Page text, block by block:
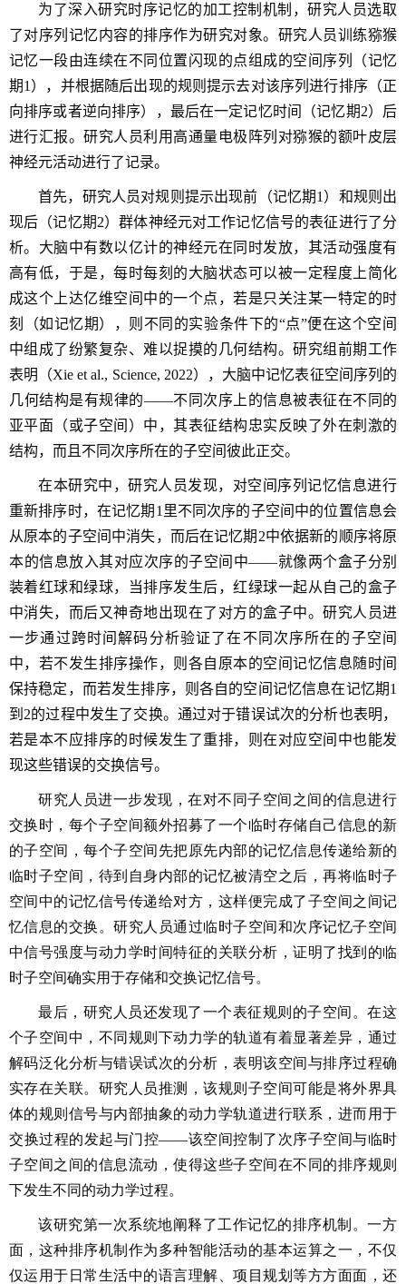
为了深入研究时序记忆的加工控制机制，研究人员选取
了对序列记忆内容的排序作为研究对象。 研究人员训练猕猴
记忆一段由连续在不同位置闪现的点组成的空间序列（记忆
期1 ），并根据随后出现的规则提示去对该序列进行排序（正
向排序或者逆向排序），最后在一定记忆时间（记忆期2）后
进行汇报。研究人员利用高通量电极阵列对猕猴的额叶皮层
神经元活动进行了记录。
首先，研究人员对规则提示出现前（记忆期1 ）和规则出
现后（记忆期2）群体神经元对工作记忆信号的表征进行了分
析。大脑中有数以亿计的神经元在同时发放，其活动强度有
高有低，于是，每时每刻的大脑状态可以被一定程度上简化
成这个上达亿维空间中的一个点，若是只关注某一特定的时
刻（如记忆期），则不同的实验条件下的“点”便在这个空间
中组成了纷繁复杂、难以捉摸的几何结构。研究组前期工作
表明（Xie et al., Science, 2022），大脑中记忆表征空间序列的
几何结构是有规律的——不同次序上的信息被表征在不同的
亚平面（或子空间）中，其表征结构忠实反映了外在刺激的
结构，而且不同次序所在的子空间彼此正交。
在本研究中，研究人员发现，对空间序列记忆信息进行
重新排序时，在记忆期 1 里不同次序的子空间中的位置信息会
从原本的子空间中消失，而后在记忆期 2中依据新的顺序将原
本的信息放入其对应次序的子空间中——就像两个盒子分别
装着红球和绿球，当排序发生后，红绿球一起从自己的盒子
中消失，而后又神奇地出现在了对方的盒子中。研究人员进
一步通过跨时间解码分析验证了在不同次序所在的子空间
中，若不发生排序操作，则各自原本的空间记忆信息随时间
保持稳定，而若发生排序，则各自的空间记忆信息在记忆期1
到 2的过程中发生了交换。通过对于错误试次的分析也表明，
若是本不应排序的时候发生了重排，则在对应空间中也能发
现这些错误的交换信号。
研究人员进一步发现，在对不同子空间之间的信息进行
交换时，每个子空间额外招募了一个临时存储自己信息的新
的子空间，每个子空间先把原先内部的记忆信息传递给新的
临时子空间，待到自身内部的记忆被清空之后，再将临时子
空间中的记忆信号传递给对方，这样便完成了子空间之间记
忆信息的交换。研究人员通过临时子空间和次序记忆子空间
中信号强度与动力学时间特征的关联分析，证明了找到的临
时子空间确实用于存储和交换记忆信号。
最后，研究人员还发现了一个表征规则的子空间。在这
个子空间中，不同规则下动力学的轨道有着显著差异，通过
解码泛化分析与错误试次的分析，表明该空间与排序过程确
实存在关联。研究人员推测，该规则子空间可能是将外界具
体的规则信号与内部抽象的动力学轨道进行联系，进而用于
交换过程的发起与门控——该空间控制了次序子空间与临时
子空间之间的信息流动，使得这些子空间在不同的排序规则
下发生不同的动力学过程。
该研究第一次系统地阐释了工作记忆的排序机制。一方
面，这种排序机制作为多种智能活动的基本运算之一，不仅
仅运用于日常生活中的语言理解、项目规划等方方面面，还